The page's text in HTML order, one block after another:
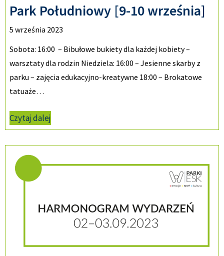
Park Południowy [9-10 września]
5 września 2023
Sobota: 16:00 – Bibułowe bukiety dla każdej kobiety –
warsztaty dla rodzin Niedziela: 16:00 – Jesienne skarby z
parku – zajęcia edukacyjno-kreatywne 18:00 – Brokatowe
tatuaże…
Czytaj dalej